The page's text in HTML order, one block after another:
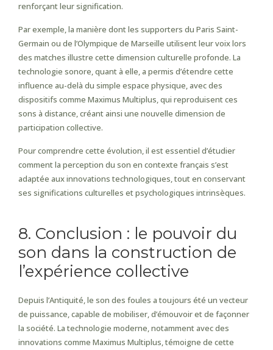
renforçant leur signification.
Par exemple, la manière dont les supporters du Paris Saint-
Germain ou de l’Olympique de Marseille utilisent leur voix lors
des matches illustre cette dimension culturelle profonde. La
technologie sonore, quant à elle, a permis d’étendre cette
influence au-delà du simple espace physique, avec des
dispositifs comme Maximus Multiplus, qui reproduisent ces
sons à distance, créant ainsi une nouvelle dimension de
participation collective.
Pour comprendre cette évolution, il est essentiel d’étudier
comment la perception du son en contexte français s’est
adaptée aux innovations technologiques, tout en conservant
ses significations culturelles et psychologiques intrinsèques.
8. Conclusion : le pouvoir du
son dans la construction de
l’expérience collective
Depuis l’Antiquité, le son des foules a toujours été un vecteur
de puissance, capable de mobiliser, d’émouvoir et de façonner
la société. La technologie moderne, notamment avec des
innovations comme Maximus Multiplus, témoigne de cette